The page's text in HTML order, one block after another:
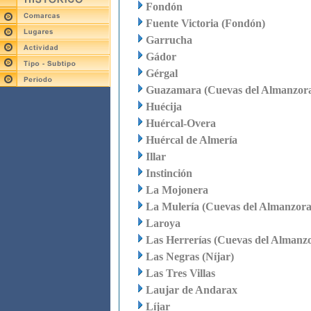
Fondón
Fuente Victoria (Fondón)
Garrucha
Gádor
Gérgal
Guazamara (Cuevas del
Huécija
Huércal-Overa
Huércal de Almería
Illar
Instinción
La Mojonera
La Mulería (Cuevas del
Laroya
Las Herrerías (Cuevas del
Las Negras (Níjar)
Las Tres Villas
Laujar de Andarax
Líjar